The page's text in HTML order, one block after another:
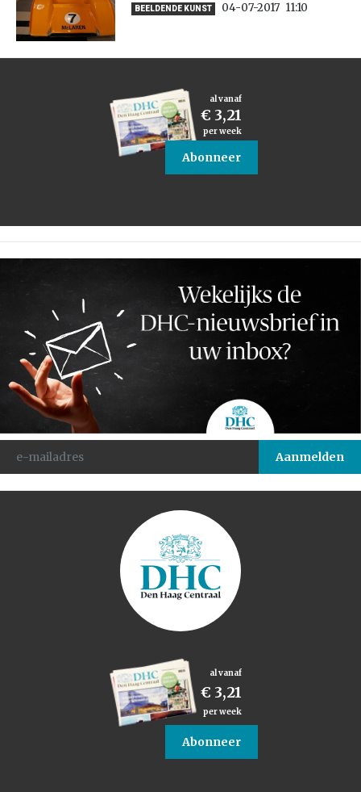
BEELDENDE KUNST 04-07-2017 11:10
al vanaf
€ 3,21
per week
Abonneer
al vanaf
€ 3,21
per week
Abonneer